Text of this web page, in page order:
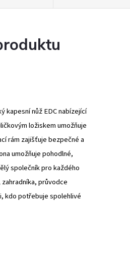
kapesní nůž EDC nabízející
ložiskem umožňuje
rám zajišťuje bezpečné a
umožňuje pohodlné,
společník pro každého
průvodce
kdo potřebuje spolehlivé